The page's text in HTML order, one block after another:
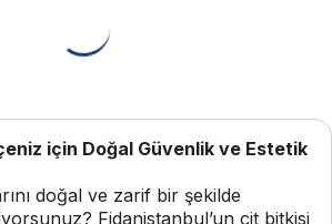
için Doğal Güvenlik ve Estetik
doğal ve zarif bir şekilde
Fidanistanbul’un çit bitkisi